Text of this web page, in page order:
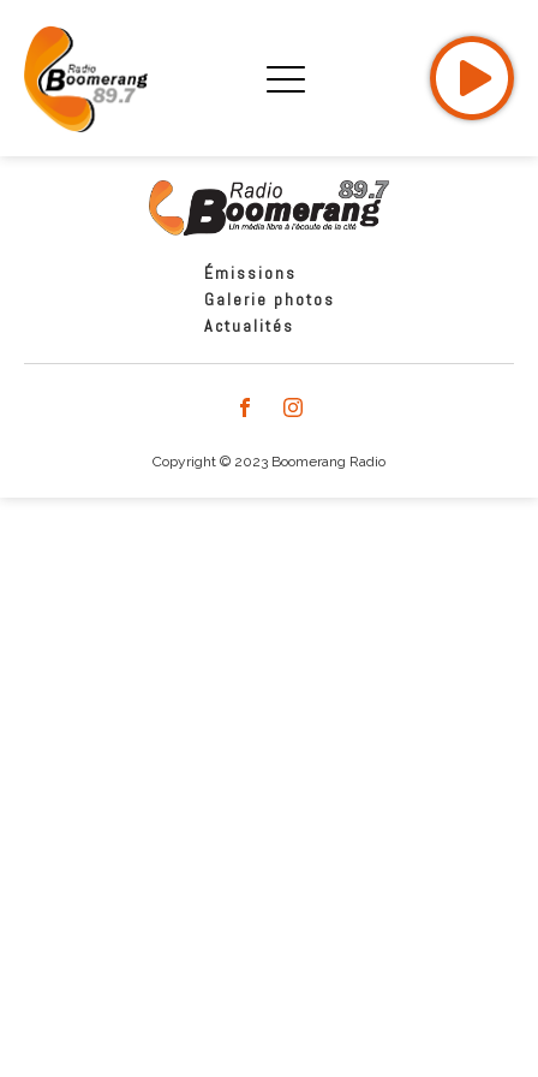
Émissions
Galerie photos
Actualités
Copyright © 2023 Boomerang Radio